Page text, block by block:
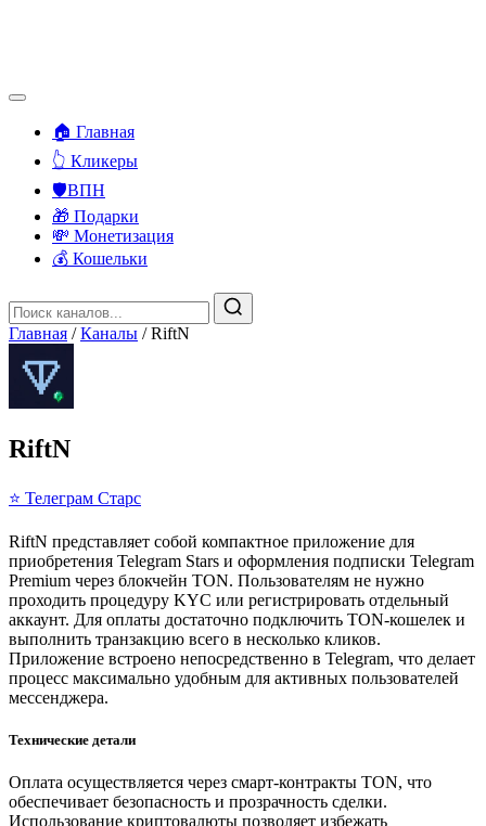
🏠 Главная
👆 Кликеры
🛡️ВПН
🎁 Подарки
💸 Монетизация
💰 Кошельки
Главная / Каналы / RiftN
RiftN
⭐ Телеграм Старс
RiftN представляет собой компактное приложение для
приобретения Telegram Stars и оформления подписки Telegram
Premium через блокчейн TON. Пользователям не нужно
проходить процедуру KYC или регистрировать отдельный
аккаунт. Для оплаты достаточно подключить TON-кошелек и
выполнить транзакцию всего в несколько кликов.
Приложение встроено непосредственно в Telegram, что делает
процесс максимально удобным для активных пользователей
мессенджера.
Технические детали
Оплата осуществляется через смарт-контракты TON, что
обеспечивает безопасность и прозрачность сделки.
Использование криптовалюты позволяет избежать